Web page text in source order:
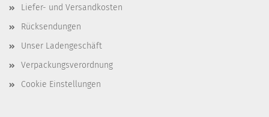
Liefer- und Versandkosten
Rücksendungen
Unser Ladengeschäft
Verpackungsverordnung
Cookie Einstellungen